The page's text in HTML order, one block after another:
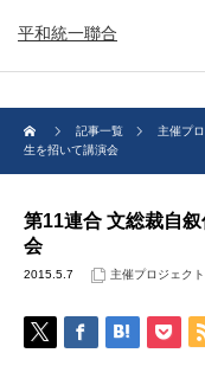
平和統一聯合
記事一覧 主催プ
生を招いて講演会
第11連合 文総裁自
会
2015.5.7 主催プロジェクト